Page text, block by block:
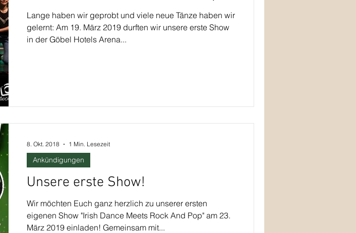
Lange haben wir geprobt und viele neue Tänze haben wir
gelernt: Am 19. März 2019 durften wir unsere erste Show
in der Göbel Hotels Arena...
Unsere erste Show!
Wir möchten Euch ganz herzlich zu unserer ersten
eigenen Show "Irish Dance Meets Rock And Pop" am 23.
März 2019 einladen! Gemeinsam mit...
Ankündigungen
8. Okt. 2018 1 Min. Lesezeit